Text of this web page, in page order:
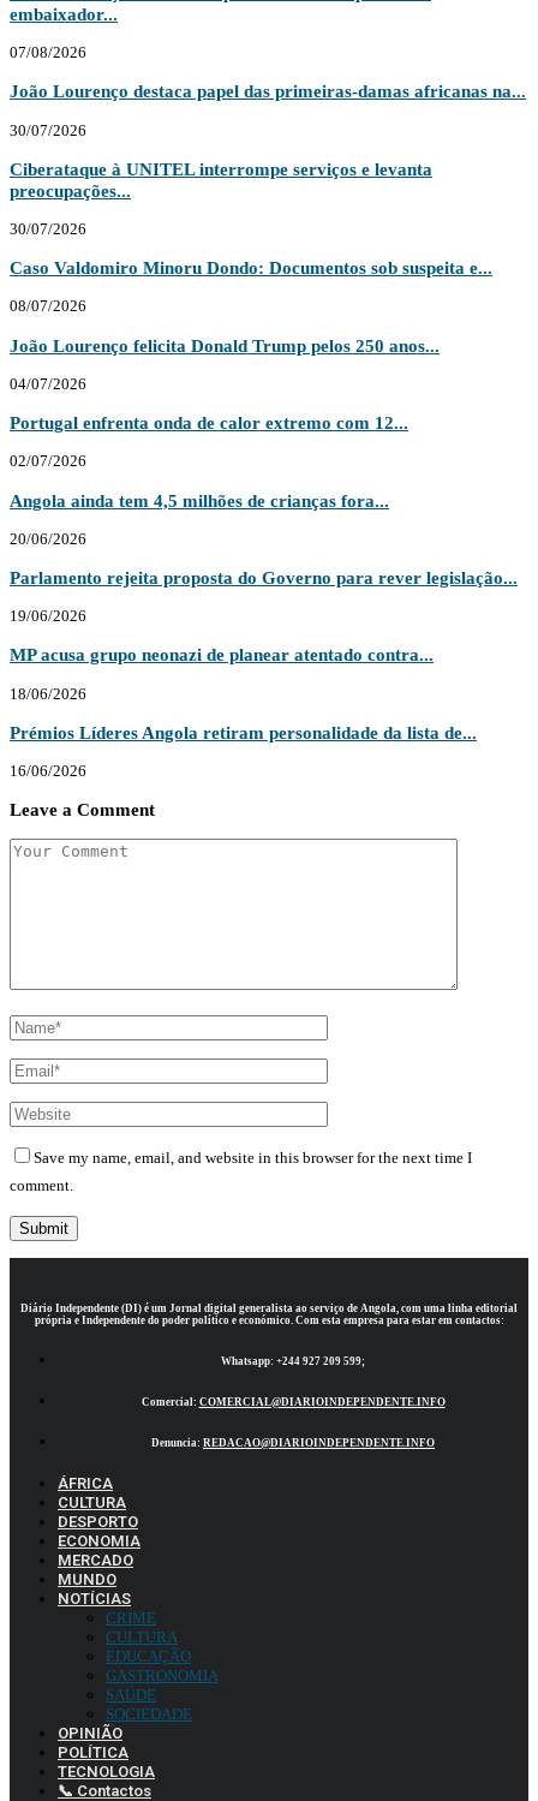
embaixador...
07/08/2026
João Lourenço destaca papel das primeiras-damas africanas na...
30/07/2026
Ciberataque à UNITEL interrompe serviços e levanta
preocupações...
30/07/2026
Caso Valdomiro Minoru Dondo: Documentos sob suspeita e...
08/07/2026
João Lourenço felicita Donald Trump pelos 250 anos...
04/07/2026
Portugal enfrenta onda de calor extremo com 12...
02/07/2026
Angola ainda tem 4,5 milhões de crianças fora...
20/06/2026
Parlamento rejeita proposta do Governo para rever legislação...
19/06/2026
MP acusa grupo neonazi de planear atentado contra...
18/06/2026
Prémios Líderes Angola retiram personalidade da lista de...
16/06/2026
Leave a Comment
Save my name, email, and website in this browser for the next time I
comment.
Diário Independente (DI) é um Jornal digital generalista ao serviço de Angola, com uma linha editorial
própria e Independente do poder político e económico. Com esta empresa para estar em contactos:
Whatsapp: +244 927 209 599;
Comercial: COMERCIAL@DIARIOINDEPENDENTE.INFO
Denuncia: REDACAO@DIARIOINDEPENDENTE.INFO
ÁFRICA
CULTURA
DESPORTO
ECONOMIA
MERCADO
MUNDO
NOTÍCIAS
CRIME
CULTURA
EDUCAÇÃO
GASTRONOMIA
SAÚDE
SOCIEDADE
OPINIÃO
POLÍTICA
TECNOLOGIA
📞 Contactos